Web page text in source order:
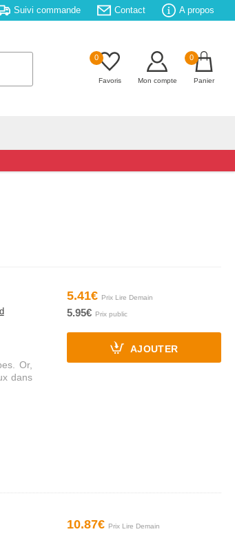
Suivi commande Contact A propos
0
Favoris Mon compte
0
Panier
Or,
dans
5.41€
5.95€
AJOUTER
10.87€